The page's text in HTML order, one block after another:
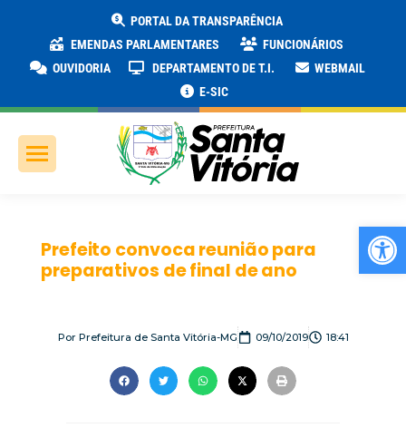
PORTAL DA TRANSPARÊNCIA
EMENDAS PARLAMENTARES
FUNCIONÁRIOS
OUVIDORIA
DEPARTAMENTO DE T.I.
WEBMAIL
E-SIC
Prefeito convoca reunião para
preparativos de final de ano
PorPrefeitura de Santa Vitória-MG 09/10/2019 18:41